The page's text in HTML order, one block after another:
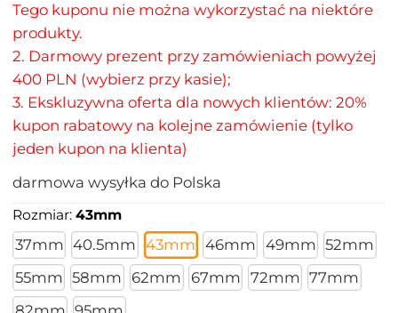
Tego kuponu nie można wykorzystać na niektóre
produkty.
2. Darmowy prezent przy zamówieniach powyżej
400 PLN (wybierz przy kasie);
3. Ekskluzywna oferta dla nowych klientów: 20%
kupon rabatowy na kolejne zamówienie (tylko
jeden kupon na klienta)
darmowa wysyłka do Polska
Rozmiar:43mm
37mm 40.5mm 43mm 46mm 49mm 52mm
55mm 58mm 62mm 67mm 72mm 77mm